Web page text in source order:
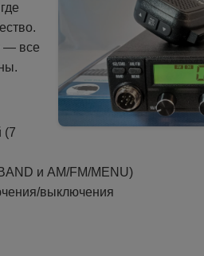
— все
(7
и AM/FM/MENU)
выключения